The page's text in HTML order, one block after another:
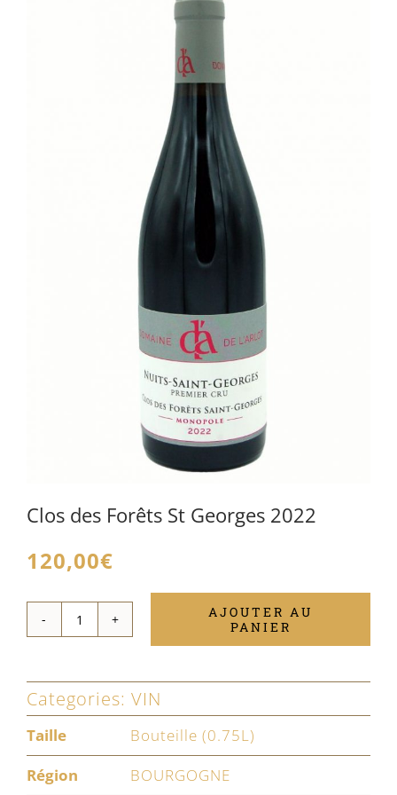
ACCESSOIRES
Clos des Forêts St Georges 2022
120,00€
quantité
Clos
Forêts
AJOUTER AU
PANIER
Categories: VIN
Taille
Bouteille (0.75L)
Région
BOURGOGNE